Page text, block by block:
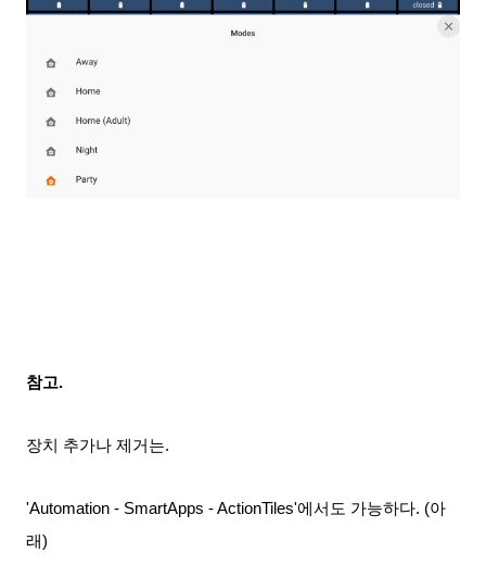
참고.
장치 추가나 제거는.
'Automation - SmartApps - ActionTiles'에서도 가능하다. (아
래)